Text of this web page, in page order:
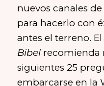
nuevos canales
para hacerlo con
antes el terreno.
Bibel recomienda
siguientes 25
embarcarse en la